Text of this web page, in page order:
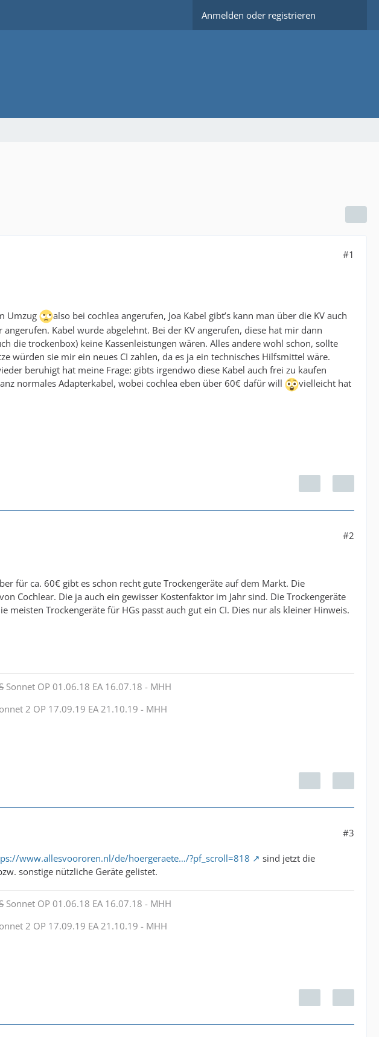
Anmelden oder registrieren
#1
Umzug
also bei cochlea angerufen, Joa Kabel gibt’s kann man über die KV auch
Kabel wurde abgelehnt. Bei der KV angerufen, diese hat mir dann
die trockenbox) keine Kassenleistungen wären. Alles andere wohl schon, sollte
würden sie mir ein neues CI zahlen, da es ja ein technisches Hilfsmittel wäre.
beruhigt hat meine Frage: gibts irgendwo diese Kabel auch frei zu kaufen
normales Adapterkabel, wobei cochlea eben über 60€ dafür will
vielleicht hat
#2
für ca. 60€ gibt es schon recht gute Trockengeräte auf dem Markt. Die
Cochlear. Die ja auch ein gewisser Kostenfaktor im Jahr sind. Die Trockengeräte
Trockengeräte für HGs passt auch gut ein CI. Dies nur als kleiner Hinweis.
Sonnet OP 01.06.18 EA 16.07.18 - MHH
2 OP 17.09.19 EA 21.10.19 - MHH
#3
www.allesvoororen.nl/de/hoergeraete…/?pf_scroll=818
sind jetzt die
sonstige nützliche Geräte gelistet.
Sonnet OP 01.06.18 EA 16.07.18 - MHH
2 OP 17.09.19 EA 21.10.19 - MHH